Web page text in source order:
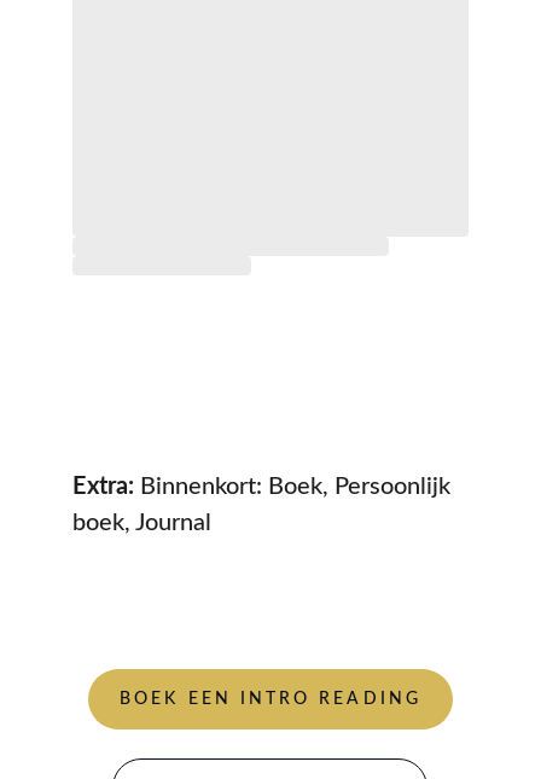
BOEK EEN INTRO READING
Extra: Binnenkort: Boek, Persoonlijk
boek, Journal